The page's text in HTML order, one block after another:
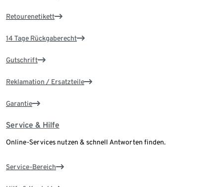
Retourenetikett
14 Tage Rückgaberecht
Gutschrift
Reklamation / Ersatzteile
Garantie
Service & Hilfe
Online-Services nutzen & schnell Antworten finden.
Service-Bereich